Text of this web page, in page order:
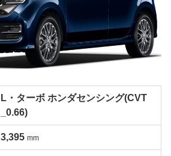
L・ターボ ホンダセンシング(CVT
_0.66)
3,395 mm